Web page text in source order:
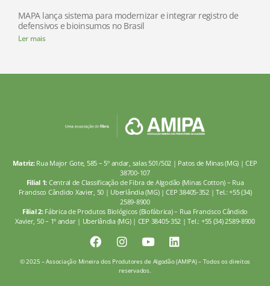
MAPA lança sistema para modernizar e integrar registro de
defensivos e bioinsumos no Brasil
Ler mais
Matriz:Rua Major Gote, 585 – 5º andar, salas 501/502 | Patos de Minas (MG) | CEP
38700-107
Filial 1: Central de Classificação de Fibra de Algodão (Minas Cotton) – Rua
Francisco Cândido Xavier, 50 | Uberlândia (MG) | CEP 38405-352 | Tel.: +55 (34)
2589-8900
Filial 2:Fábrica de Produtos Biológicos (Biofábrica) – Rua Francisco Cândido
Xavier, 50 – 1º andar | Uberlândia (MG) | CEP 38405-352 | Tel.: +55 (34) 2589-8900
© 2025 – Associação Mineira dos Produtores de Algodão (AMIPA) – Todos os direitos
reservados.